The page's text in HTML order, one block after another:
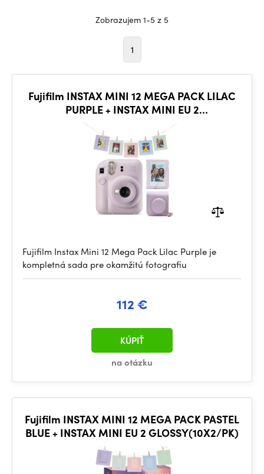
Zobrazujem 1-5 z 5
1
Fujifilm INSTAX MINI 12 MEGA PACK LILAC
PURPLE + INSTAX MINI EU 2
Fujifilm Instax Mini 12 Mega Pack Lilac Purple je
kompletná sada pre okamžitú fotografiu
112 €
na otázku
KÚPIŤ
Fujifilm INSTAX MINI 12 MEGA PACK PASTEL
BLUE + INSTAX MINI EU 2 GLOSSY(10X2/PK)